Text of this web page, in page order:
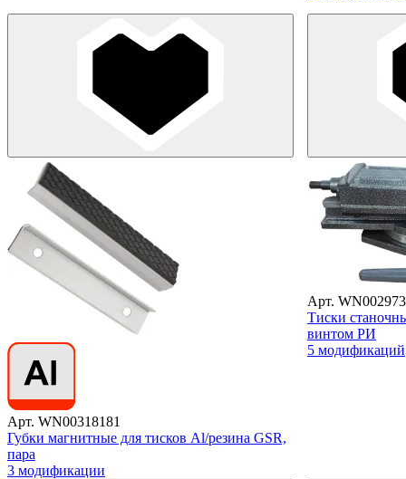
Арт. WN00318181
Губки магнитные для тисков Al/резина GSR,
пара
3 модификации
Арт.
Тиски
винтом РИ
5 модификаций